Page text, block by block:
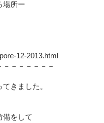
場所ー
12-2013.html
－－－－－－
きました。
備をして